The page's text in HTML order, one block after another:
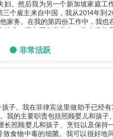
妇。然后我为另一个新加坡家庭工
个雇主来自中国，我从2014年到
家务。在我的第四份工作中，我也
非常活跃
子。我在菲律宾这里做助手已经
我的主要职责包括照顾婴儿和孩子
食物中毒的细菌。我可以很好地